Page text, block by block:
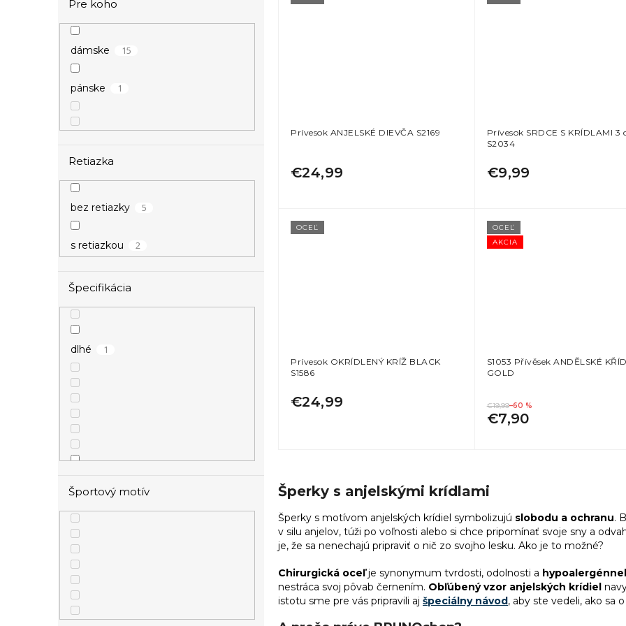
Pre koho
dámske 15
pánske 1
Retiazka
bez retiazky 5
s retiazkou 2
Špecifikácia
dlhé 1
visiace
Športový motív
Prívesok ANJELSKÉ DIEVČA S2169
€24,99
Prívesok SRDCE S KRÍDLAMI 3
S2034
€9,99
OCEĽ
Prívesok OKRÍDLENÝ KRÍŽ BLACK
S1586
€24,99
AKCIA
OCEĽ
S1053 Přívěsek ANDĚLSKÉ
GOLD
€19,99–60 %
€7,90
d
a
c
e
p
r
Šperky s anjelskými krídlami
Šperky s motívom anjelských krídiel symbolizujú slobodu a ochranu.
v silu anjelov, túži po voľnosti alebo si chce pripomínať svoje sny a
je, že sa nenechajú pripraviť o nič zo svojho lesku. Ako je to možné?
Chirurgická oceľje synonymum tvrdosti, odolnosti a
nestráca svoj pôvab černením. Obľúbený vzor anjelských krídiel
istotu sme pre vás pripravili aj špeciálny návod, aby ste vedeli, ako sa